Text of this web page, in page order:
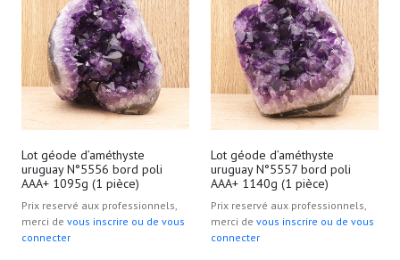
Lot géode d’améthyste
uruguay N°5556 bord poli
AAA+ 1095g (1 pièce)
Prix reservé aux professionnels,
merci de vous inscrire ou de vous
connecter
Lot géode d’améthyste
uruguay N°5557 bord poli
AAA+ 1140g (1 pièce)
Prix reservé aux professionnels,
merci de vous inscrire ou de vous
connecter